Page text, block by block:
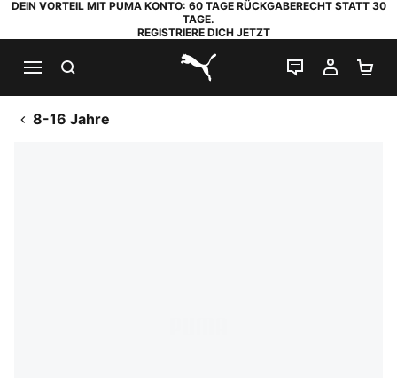
DEIN VORTEIL MIT PUMA KONTO: 60 TAGE RÜCKGABERECHT STATT 30
TAGE.
REGISTRIERE DICH JETZT
PUMA.com
LIVE-CHAT
MEIN
8-16 Jahre